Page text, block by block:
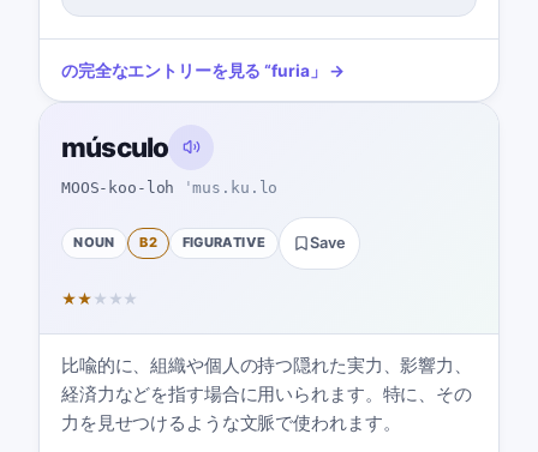
の完全なエントリーを見る “furia」 →
músculo
MOOS-koo-loh ˈmus.ku.lo
NOUN B2 FIGURATIVE Save
★★ ★ ★ ★
比喩的に、組織や個人の持つ隠れた実力、影響力、
経済力などを指す場合に用いられます。特に、その
力を見せつけるような文脈で使われます。